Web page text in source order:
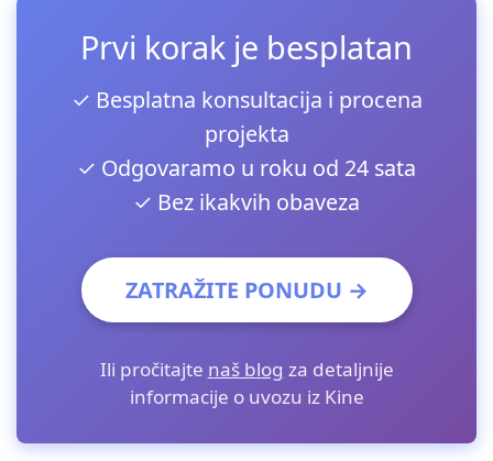
Prvi korak je besplatan
✓ Besplatna konsultacija i procena
projekta
✓ Odgovaramo u roku od 24 sata
✓ Bez ikakvih obaveza
ZATRAŽITE PONUDU →
Ili pročitajte naš blog za detaljnije
informacije o uvozu iz Kine